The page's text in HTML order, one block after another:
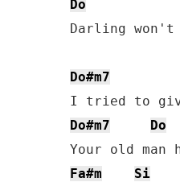
Do
Darling won't
Do#m7
Do#m7
Do
Fa#m
Si